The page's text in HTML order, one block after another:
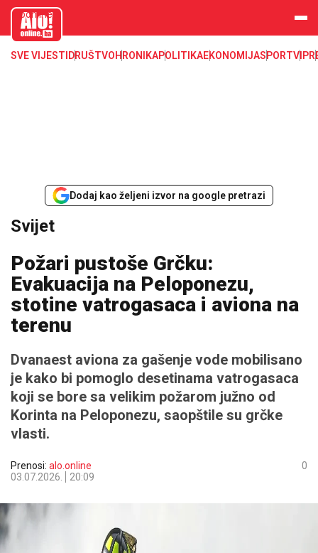
aloonline.b
SVE VIJESTI DRUŠTVOHRONIKAPOLITIKAEKONOMIJASPORTVIP
Dodaj kao željeni izvor na google pretrazi
Svijet
Požari pustoše Grčku:
Evakuacija na Peloponezu,
stotine vatrogasaca i aviona na
terenu
Dvanaest aviona za gašenje vode mobilisano
je kako bi pomoglo desetinama vatrogasaca
koji se bore sa velikim požarom južno od
Korinta na Peloponezu, saopštile su grčke
vlasti.
Prenosi: alo.online
03.07.2026.
20:09
0